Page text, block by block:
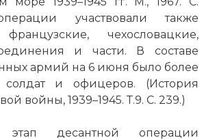
участвовали также
чехословацкие,
и части. В составе
армий на 6 июня было более
солдат и офицеров. (История
войны, 1939–1945. Т.9. С. 239.)
десантной операции